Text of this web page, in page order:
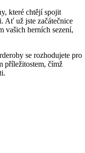
které chtějí spojit
Ať už jste začátečnice
vašich herních sezení,
se rozhodujete pro
příležitostem, čímž